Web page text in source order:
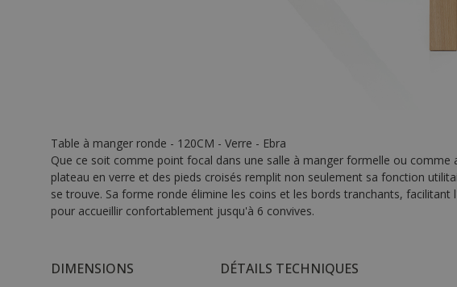
Table à manger ronde - 120CM - Verre - Ebra
Que ce soit comme point focal dans une salle à manger formelle ou
plateau en verre et des pieds croisés remplit non seulement sa fonction
se trouve. Sa forme ronde élimine les coins et les bords tranchants,
pour accueillir confortablement jusqu'à 6 convives.
DIMENSIONS DÉTAILS TECHNIQUES